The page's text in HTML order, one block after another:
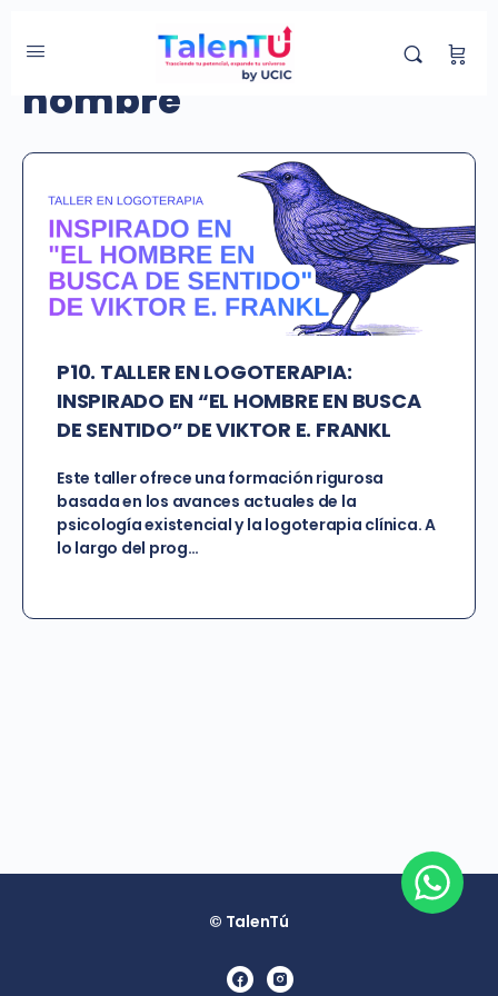
Etiqueta de Curso:
hombre
P10. TALLER EN LOGOTERAPIA:
INSPIRADO EN “EL HOMBRE EN BUSCA
DE SENTIDO” DE VIKTOR E. FRANKL
Este taller ofrece una formación rigurosa
basada en los avances actuales de la
psicología existencial y la logoterapia clínica. A
lo largo del prog…
© TalenTú